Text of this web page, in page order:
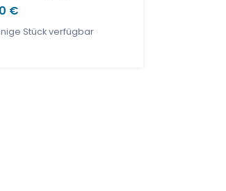
€
Stück verfügbar